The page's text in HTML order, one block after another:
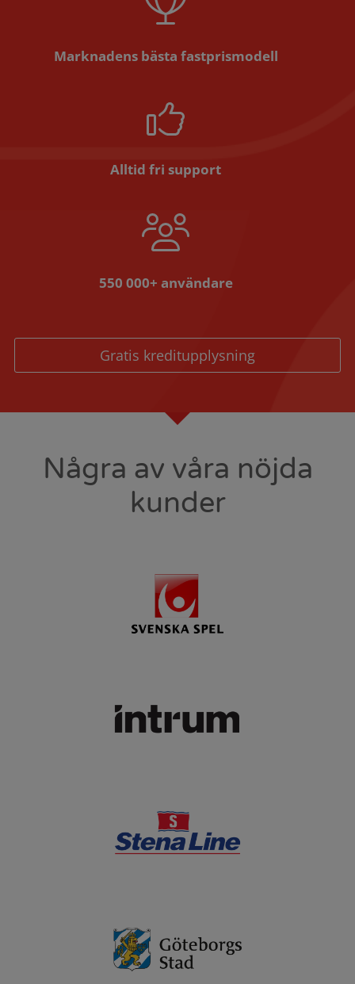
Marknadens bästa fastprismodell
Alltid fri support
550 000+ användare
Gratis kreditupplysning
Några av våra nöjda
kunder